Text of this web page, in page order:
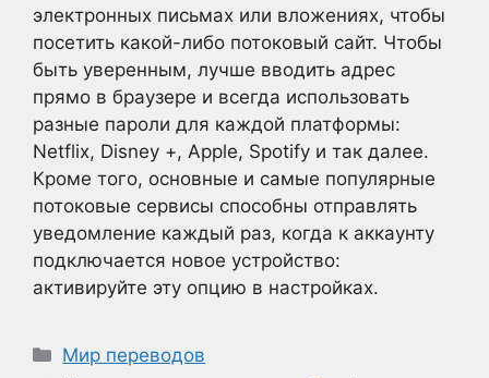
электронных письмах или вложениях, чтобы
посетить какой-либо потоковый сайт. Чтобы
быть уверенным, лучше вводить адрес
прямо в браузере и всегда использовать
разные пароли для каждой платформы:
Netflix, Disney +, Apple, Spotify и так далее.
Кроме того, основные и самые популярные
потоковые сервисы способны отправлять
уведомление каждый раз, когда к аккаунту
подключается новое устройство:
активируйте эту опцию в настройках.
Рубрики
Мир переводов